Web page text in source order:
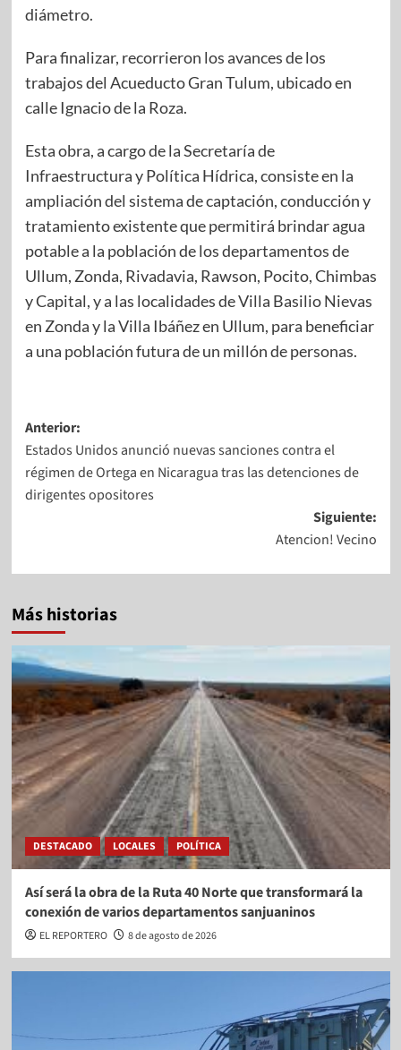
diámetro.
Para finalizar, recorrieron los avances de los
trabajos del Acueducto Gran Tulum, ubicado en
calle Ignacio de la Roza.
Esta obra, a cargo de la Secretaría de
Infraestructura y Política Hídrica, consiste en la
ampliación del sistema de captación, conducción y
tratamiento existente que permitirá brindar agua
potable a la población de los departamentos de
Ullum, Zonda, Rivadavia, Rawson, Pocito, Chimbas
y Capital, y a las localidades de Villa Basilio Nievas
en Zonda y la Villa Ibáñez en Ullum, para beneficiar
a una población futura de un millón de personas.
Anterior:
Estados Unidos anunció nuevas sanciones contra el
régimen de Ortega en Nicaragua tras las detenciones de
dirigentes opositores
Siguiente:
Atencion! Vecino
Más historias
DESTACADO LOCALES POLÍTICA
Así será la obra de la Ruta 40 Norte que transformará la
conexión de varios departamentos sanjuaninos
EL REPORTERO 8 de agosto de 2026